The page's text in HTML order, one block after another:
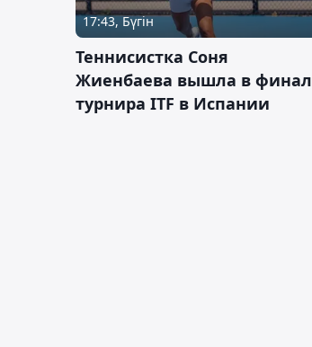
17:43, Бүгін
Теннисистка Соня
Жиенбаева вышла в финал
турнира ITF в Испании